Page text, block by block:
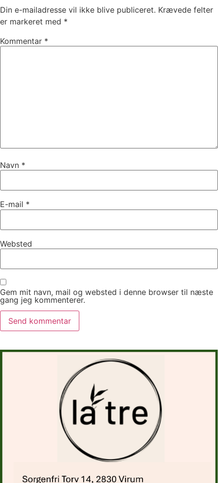
Din e-mailadresse vil ikke blive publiceret. Krævede felter
er markeret med *
Kommentar *
Navn *
E-mail *
Websted
Gem mit navn, mail og websted i denne browser til næste
gang jeg kommenterer.